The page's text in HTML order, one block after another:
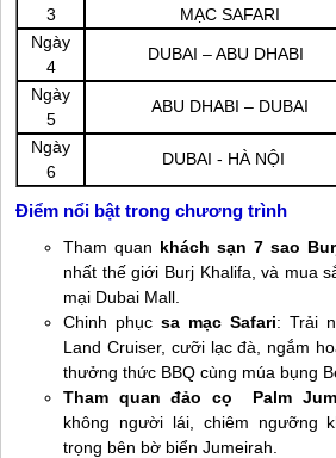
3
MẠC SAFARI
Ngày
4
DUBAI – ABU DHABI
Ngày
5
ABU DHABI – DUBAI
Ngày
6
DUBAI - HÀ NỘI
Điểm nổi bật trong chương trình
Tham quan khách sạn 7 sao
nhất thế giới Burj Khalifa, và mua
mại Dubai Mall.
Chinh phụcsa mạc Safari: Trải
Land Cruiser, cưỡi lạc đà, ngắm
thưởng thức BBQ cùng múa bụng
Tham quan đảo cọ Palm
không người lái, chiêm ngưỡng
trọng bên bờ biển Jumeirah.